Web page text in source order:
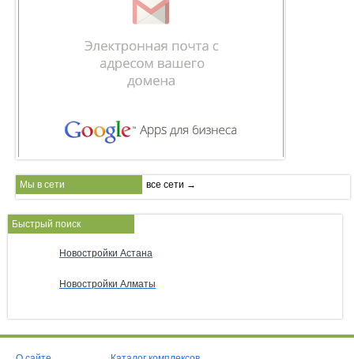
Мы в сети все сети →
Быстрый поиск
Новостройки Астана
Новостройки Алматы